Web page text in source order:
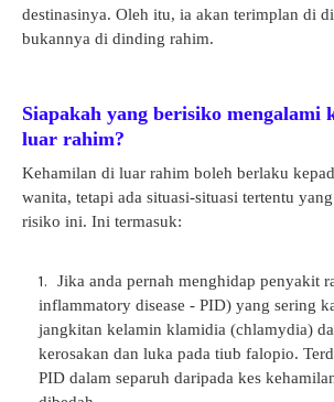
destinasinya. Oleh itu, ia akan terimplan di
bukannya di dinding rahim.
Siapakah yang berisiko mengalami
luar rahim?
Kehamilan di luar rahim boleh berlaku
wanita, tetapi ada situasi-situasi tertentu
risiko ini. Ini termasuk:
Jika anda pernah menghidap penyakit
inflammatory disease - PID) yang sering
jangkitan kelamin klamidia (chlamydia)
kerosakan dan luka pada tiub falopio.
PID dalam separuh daripada kes